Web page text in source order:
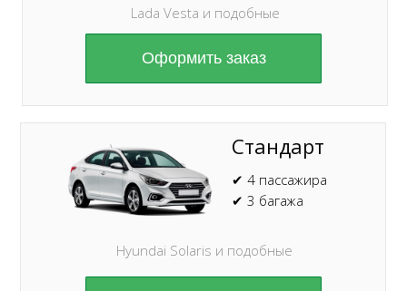
Стандарт
Hyundai Solaris и подобные
✔ 4 пассажира
✔ 3 багажа
Оформить заказ
Lada Vesta и подобные